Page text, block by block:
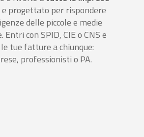
progettato per rispondere
delle piccole e medie
Entri con SPID, CIE o CNS e
tue fatture a chiunque:
professionisti o PA.